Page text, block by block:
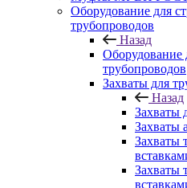
Оборудование для
трубопроводов
Назад
Оборудование
трубопроводов
Захваты для
Назад
Захваты
Захваты
Захваты
Захваты